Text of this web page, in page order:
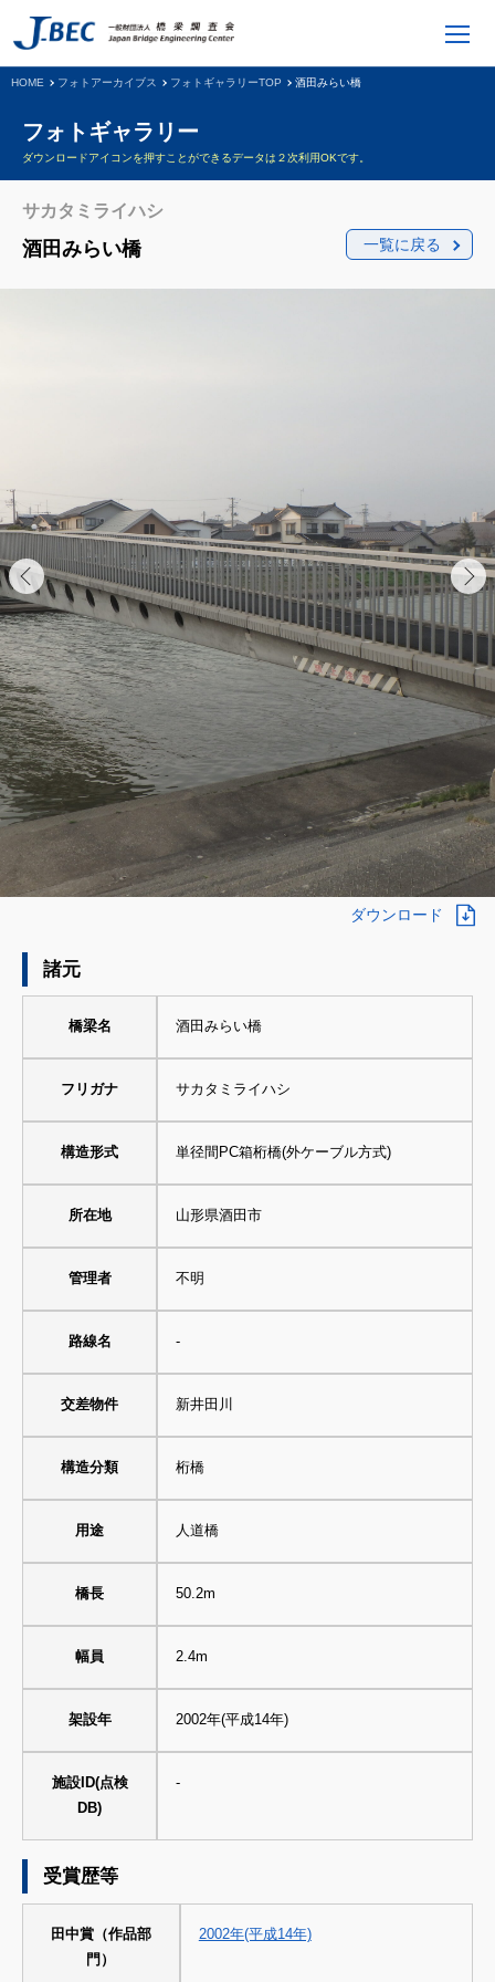
HOME フォトアーカイブス フォトギャラリーTOP 酒田みらい橋
フォトギャラリー
ダウンロードアイコンを押すことができるデータは２次利用OKです。
一覧に戻る
サカタミライハシ
酒田みらい橋
ダウンロード
諸元
橋梁名 酒田みらい橋
フリガナ サカタミライハシ
構造形式 単径間PC箱桁橋(外ケーブル方式)
所在地 山形県酒田市
管理者 不明
路線名 -
交差物件 新井田川
構造分類 桁橋
用途 人道橋
橋長 50.2m
幅員 2.4m
架設年 2002年(平成14年)
施設ID(点検
DB)
-
受賞歴等
田中賞（作品部
門）
2002年(平成14年)